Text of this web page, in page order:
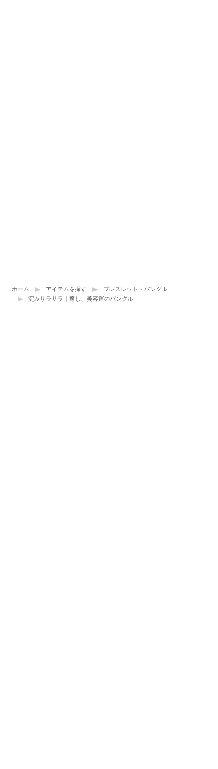
ホーム アイテムを探す
ブレスレット・バングル
淀みサラサラ｜癒し、美容運のバングル